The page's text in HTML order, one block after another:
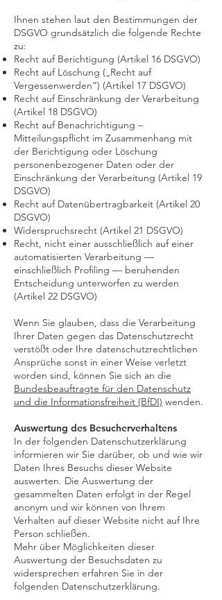
Ihnen stehen laut den Bestimmungen der
DSGVO grundsätzlich die folgende Rechte
zu:
Recht auf Berichtigung (Artikel 16 DSGVO)
Recht auf Löschung („Recht auf
Vergessenwerden“) (Artikel 17 DSGVO)
Recht auf Einschränkung der Verarbeitung
(Artikel 18 DSGVO)
Recht auf Benachrichtigung –
Mitteilungspflicht im Zusammenhang mit
der Berichtigung oder Löschung
personenbezogener Daten oder der
Einschränkung der Verarbeitung (Artikel 19
DSGVO)
Recht auf Datenübertragbarkeit (Artikel 20
DSGVO)
Widerspruchsrecht (Artikel 21 DSGVO)
Recht, nicht einer ausschließlich auf einer
automatisierten Verarbeitung —
einschließlich Profiling — beruhenden
Entscheidung unterworfen zu werden
(Artikel 22 DSGVO)
Wenn Sie glauben, dass die Verarbeitung
Ihrer Daten gegen das Datenschutzrecht
verstößt oder Ihre datenschutzrechtlichen
Ansprüche sonst in einer Weise verletzt
worden sind, können Sie sich an die
Bundesbeauftragte für den Datenschutz
und die Informationsfreiheit (BfDI) wenden.
Auswertung des Besucherverhaltens
In der folgenden Datenschutzerklärung
informieren wir Sie darüber, ob und wie wir
Daten Ihres Besuchs dieser Website
auswerten. Die Auswertung der
gesammelten Daten erfolgt in der Regel
anonym und wir können von Ihrem
Verhalten auf dieser Website nicht auf Ihre
Person schließen.
Mehr über Möglichkeiten dieser
Auswertung der Besuchsdaten zu
widersprechen erfahren Sie in der
folgenden Datenschutzerklärung.